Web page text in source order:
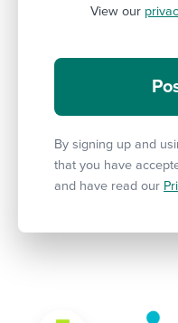
View our
By signing up and
that you have
and have read our